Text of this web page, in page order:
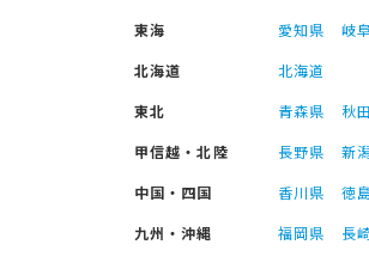
東海
愛知県 岐
北海道
北海道
東北
青森県 秋
甲信越・北陸
長野県 新
中国・四国
香川県 徳
九州・沖縄
福岡県 長